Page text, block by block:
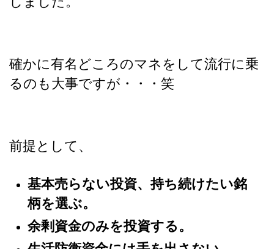
確かに有名どころのマネをして流行に乗
るのも大事ですが・・・笑
前提として、
基本売らない投資、持ち続けたい銘
柄を選ぶ。
余剰資金のみを投資する。